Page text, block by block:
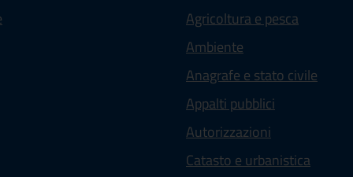
Agricoltura e pesca
Ambiente
Anagrafe e stato civile
Appalti pubblici
Autorizzazioni
Catasto e urbanistica